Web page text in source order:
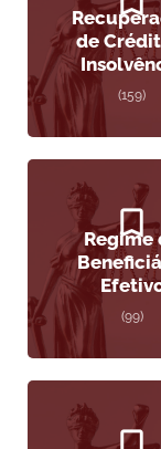
de
(159)
Regime
(99)